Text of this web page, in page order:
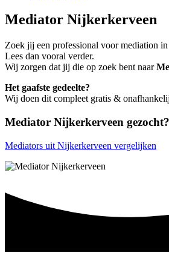
Mediator Nijkerkerveen
Zoek jij een professional voor mediation
Lees dan vooral verder.
Wij zorgen dat jij die op zoek bent naar
Het gaafste gedeelte?
Wij doen dit compleet gratis &
Mediator Nijkerkerveen gezocht?
Mediators uit Nijkerkerveen vergelijken